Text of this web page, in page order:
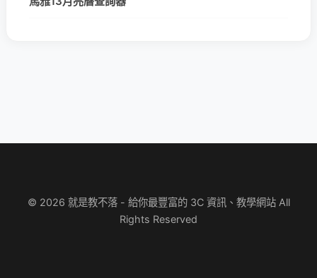
© 2026 就是教不落 - 給你最豐富的 3C 資訊、教學網站 All
Rights Reserved